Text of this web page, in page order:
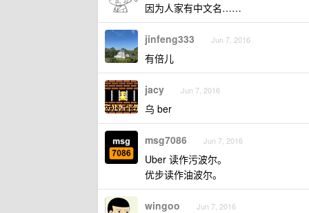
因为人家有中文名……
jinfeng333 Jun 7, 2016
有倍儿
jacy Jun 7, 2016
乌 ber
msg7086 Jun 7, 2016
Uber 读作污波尔。
优步读作油波尔。
wingoo Jun 7, 2016